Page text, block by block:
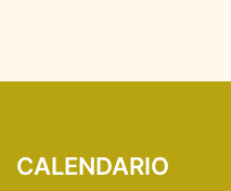
CALENDARIO